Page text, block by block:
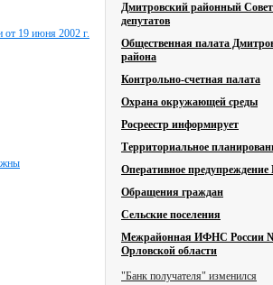
от 19 июня 2002 г.
Дмитровский районный
депутатов
Общественная палата
района
Контрольно-счетная палата
Охрана окружающей среды
Росреестр информирует
Территориальное
Оперативное
Обращения граждан
Сельские поселения
Межрайонная ИФНС России
Орловской области
"Банк получателя" изменился